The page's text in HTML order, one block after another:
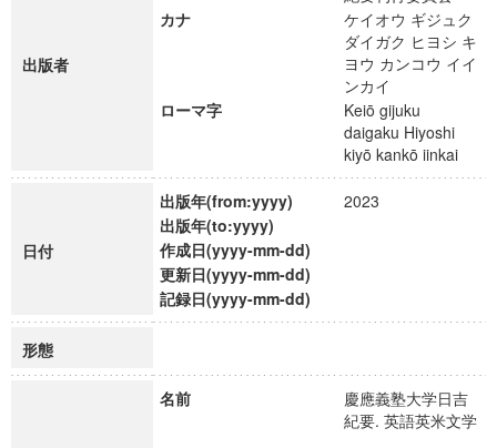
出版者
カナ
ケイオウ ギジュク
ダイガク ヒヨシ キ
ヨウ カンコウ イイ
ンカイ
ローマ字
Keiō gijuku
daigaku Hiyoshi
kiyō kankō iinkai
日付
出版年(from:yyyy)
2023
出版年(to:yyyy)
作成日(yyyy-mm-dd)
更新日(yyyy-mm-dd)
記録日(yyyy-mm-dd)
形態
名前
慶應義塾大学日吉
紀要. 英語英米文学